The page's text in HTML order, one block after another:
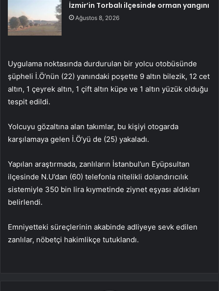
İzmir’in Torbalı ilçesinde orman yangını
Ağustos 8, 2026
Uygulama noktasında durdurulan bir yolcu otobüsünde
şüpheli İ.Ö’nün (22) yanındaki poşette 9 altın bilezik, 12 cet
altın, 1 çeyrek altın, 1 çift altın küpe ve 1 altın yüzük olduğu
tespit edildi.
Yolcuyu gözaltına alan takımlar, bu kişiyi otogarda
karşılamaya gelen İ.Ö’yü de (25) yakaladı.
Yapılan araştırmada, zanlıların İstanbul’un Eyüpsultan
ilçesinde N.U’dan (60) telefonla nitelikli dolandırıcılık
sistemiyle 350 bin lira kıymetinde ziynet eşyası aldıkları
belirlendi.
Emniyetteki süreçlerinin akabinde adliyeye sevk edilen
zanlılar, nöbetçi hakimlikçe tutuklandı.